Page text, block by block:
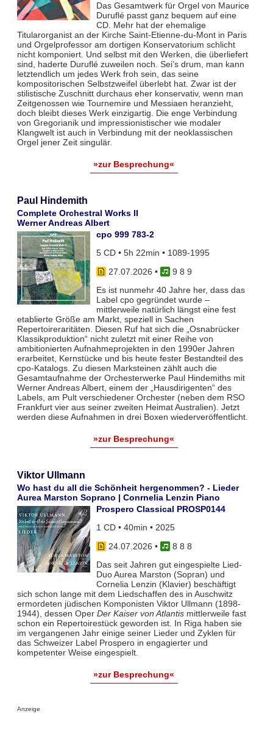
Das Gesamtwerk für Orgel von Maurice
Duruflé passt ganz bequem auf eine
CD. Mehr hat der ehemalige
Titularorganist an der Kirche Saint-Etienne-du-Mont in Paris
und Orgelprofessor am dortigen Konservatorium schlicht
nicht komponiert. Und selbst mit den Werken, die überliefert
sind, haderte Duruflé zuweilen noch. Sei’s drum, man kann
letztendlich um jedes Werk froh sein, das seine
kompositorischen Selbstzweifel überlebt hat. Zwar ist der
stilistische Zuschnitt durchaus eher konservativ, wenn man
Zeitgenossen wie Tournemire und Messiaen heranzieht,
doch bleibt dieses Werk einzigartig. Die enge Verbindung
von Gregorianik und impressionistischer wie modaler
Klangwelt ist auch in Verbindung mit der neoklassischen
Orgel jener Zeit singulär.
»zur Besprechung«
Paul Hindemith
Complete Orchestral Works II
Werner Andreas Albert
cpo 999 783-2
5 CD • 5h 22min • 1089-1995
27.07.2026 •
9 8 9
Es ist nunmehr 40 Jahre her, dass das
Label cpo gegründet wurde –
mittlerweile natürlich längst eine fest
etablierte Größe am Markt, speziell in Sachen
Repertoireraritäten. Diesen Ruf hat sich die „Osnabrücker
Klassikproduktion“ nicht zuletzt mit einer Reihe von
ambitionierten Aufnahmeprojekten in den 1990er Jahren
erarbeitet, Kernstücke und bis heute fester Bestandteil des
cpo-Katalogs. Zu diesen Marksteinen zählt auch die
Gesamtaufnahme der Orchesterwerke Paul Hindemiths mit
Werner Andreas Albert, einem der „Hausdirigenten“ des
Labels, am Pult verschiedener Orchester (neben dem RSO
Frankfurt vier aus seiner zweiten Heimat Australien). Jetzt
werden diese Aufnahmen in drei Boxen wiederveröffentlicht.
»zur Besprechung«
Viktor Ullmann
Wo hast du all die Schönheit hergenommen? - Lieder
Aurea Marston Soprano | Conrnelia Lenzin Piano
Prospero Classical PROSP0144
1 CD • 40min • 2025
24.07.2026 •
8 8 8
Das seit Jahren gut eingespielte Lied-
Duo Aurea Marston (Sopran) und
Cornelia Lenzin (Klavier) beschäftigt
sich schon lange mit dem Liedschaffen des in Auschwitz
ermordeten jüdischen Komponisten Viktor Ullmann (1898-
1944), dessen Oper Der Kaiser von Atlantismittlerweile fast
schon ein Repertoirestück geworden ist. In Riga haben sie
im vergangenen Jahr einige seiner Lieder und Zyklen für
das Schweizer Label Prospero in engagierter und
kompetenter Weise eingespielt.
»zur Besprechung«
Anzeige